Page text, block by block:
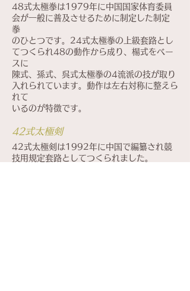
48式太極拳は1979年に中国国家体育委員
会が一般に普及させるために制定した制定
拳
のひとつです。24式太極拳の上級套路とし
てつくられ48の動作から成り、楊式をベー
スに
陳式、孫式、呉式太極拳の4流派の技が取り
入れられています。動作は左右対称に整えら
れて
いるのが特徴です。
42式太極剣
42式太極剣は1992年に中国で編纂され競
技用規定套路としてつくられました。